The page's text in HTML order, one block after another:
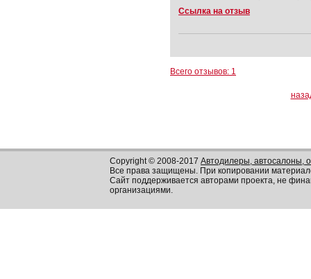
Ссылка на отзыв
Всего отзывов: 1
Copyright © 2008-2017 Автодилеры, автосалоны,
Все права защищены. При копировании
Сайт поддерживается авторами проекта, не
организациями.